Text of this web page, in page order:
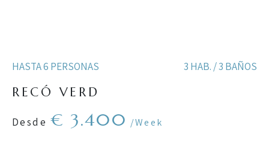
HASTA 6 PERSONAS 3 HAB. / 3 BAÑOS
RECÓ VERD
Desde € 3.400 /Week